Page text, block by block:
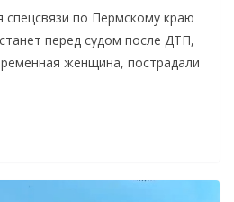
спецсвязи по Пермскому краю
перед судом после ДТП,
женщина, пострадали